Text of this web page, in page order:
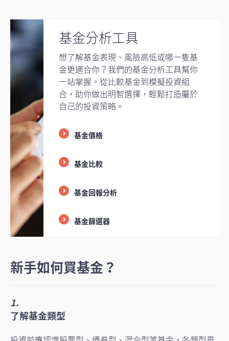
基金分析工具
想了解基金表現、風險高低或哪一隻基
金更適合你？我們的基金分析工具幫你
一站掌握。從比較基金到模擬投資組
合，助你做出明智選擇，輕鬆打造屬於
自己的投資策略。
基金價格
基金比較
基金回報分析
基金篩選器
新手如何買基金？
1.
了解基金類型